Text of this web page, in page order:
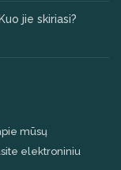
jie skiriasi?
mūsų
elektroniniu